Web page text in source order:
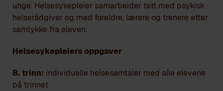
unge. Helsesykepleier samarbeider tett med psykisk
helserådgiver og med foreldre, lærere og trenere etter
samtykke fra eleven.
Helsesykepleiers oppgaver
8. trinn: individuelle helsesamtaler med alle elevene
på trinnet